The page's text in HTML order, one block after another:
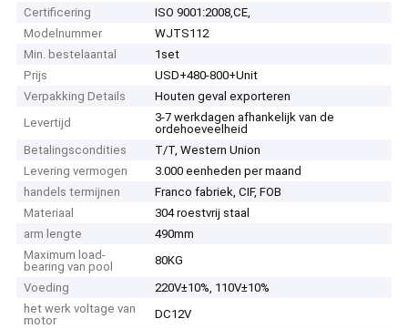
Certificering
ISO 9001:2008,CE,
Modelnummer
WJTS112
Min. bestelaantal
1set
Prijs
USD+480-800+Unit
Verpakking Details
Houten geval exporteren
Levertijd
3-7 werkdagen afhankelijk van de
ordehoeveelheid
Betalingscondities
T/T, Western Union
Levering vermogen
3.000 eenheden per maand
handels termijnen
Franco fabriek, CIF, FOB
Materiaal
304 roestvrij staal
arm lengte
490mm
Maximum load-
bearing van pool
80KG
Voeding
220V±10%, 110V±10%
het werk voltage van
motor
DC12V